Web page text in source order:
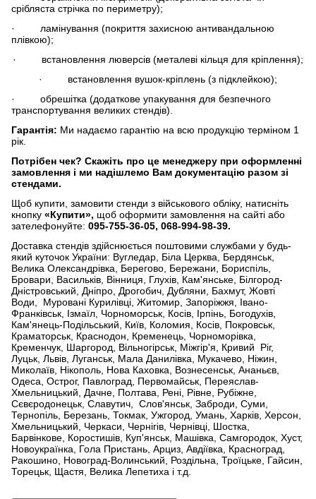
срібляста стрічка по периметру);
· ламінування (покриття захисною антивандальною
плівкою);
· встановлення люверсів (металеві кільця для кріплення);
· встановлення вушок-кріплень (з підклейкою);
· обрешітка (додаткове упакування для безпечного
транспортування великих стендів).
Гарантія: Ми надаємо гарантію на всю продукцію терміном 1
рік.
Потрібен чек? Скажіть про це менеджеру при оформленні
замовлення і ми надішлемо Вам документацію разом зі
стендами.
Щоб купити, замовити стенди з військового обліку, натисніть
кнопку «Купити», щоб оформити замовлення на сайті або
зателефонуйте: 095-755-36-05, 068-994-98-39.
Доставка стендів здійснюється поштовими службами у будь-
який куточок України: Вугледар, Біла Церква, Бердянськ,
Велика Олександрівка, Берегово, Бережани, Бориспіль,
Бровари, Васильків, Вінниця, Глухів, Кам'янське, Білгород-
Дністровський, Дніпро, Дрогобич, Дубляни, Бахмут, Жовті
Води, Муровані Курилівці, Житомир, Запоріжжя, Івано-
Франківськ, Ізмаїл, Чорноморськ, Косів, Ірпінь, Богодухів,
Кам'янець-Подільський, Київ, Коломия, Косів, Покровськ,
Краматорськ, Краснодон, Кременець, Чорноморівка,
Кременчук, Шаргород, Вільногірськ, Міжгір'я, Кривий Ріг,
Луцьк, Львів, Луганськ, Мала Данилівка, Мукачево, Ніжин,
Миколаїв, Нікополь, Нова Каховка, Вознесенськ, Ананьєв,
Одеса, Острог, Павлоград, Первомайськ, Переяслав-
Хмельницький, Дачне, Полтава, Рені, Рівне, Рубіжне,
Сєвєродонецьк, Славутич, Слов'янськ, Заброди, Суми,
Тернопіль, Березань, Токмак, Ужгород, Умань, Харків, Херсон,
Хмельницький, Черкаси, Чернігів, Чернівці, Шостка,
Барвінкове, Коростишів, Куп'янськ, Машівка, Самгородок, Хуст,
Новоукраїнка, Гола Пристань, Арциз, Авдіївка, Красноград,
Ракошино, Новоград-Волинський, Роздільна, Троїцьке, Гайсин,
Торецьк, Щастя, Велика Лепетиха і т.д.